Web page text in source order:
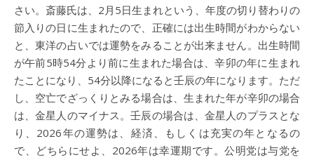
さい。斎藤氏は、2月5日生まれという、年度の切り替わりの
節入りの日に生まれたので、正確には出生時間がわからない
と、東洋の占いでは運勢をみることが出来ません。出生時間
が午前5時54分より前に生まれた場合は、辛卯の年に生まれ
たことになり、54分以降になると壬辰の年になります。ただ
し、空亡でざっくりとみる場合は、生まれた年が辛卯の場合
は、金星人のマイナス。壬辰の場合は、金星人のプラスとな
り、2026年の運勢は、経済、もしくは充実の年となるの
で、どちらにせよ、2026年は幸運期です。公明党は与党を